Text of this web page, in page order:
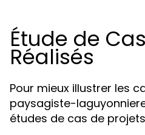
Étude de
Réalisés
Pour mieux illustrer les
paysagiste-
études de cas de